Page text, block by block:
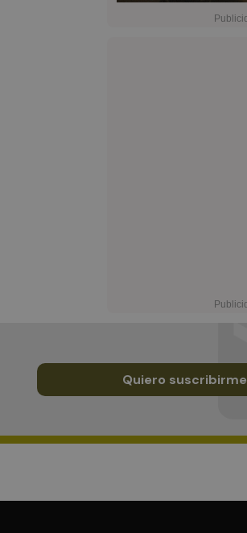
Quiero suscribirme